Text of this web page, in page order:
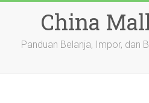
China
Panduan Belanja, Impor, dan